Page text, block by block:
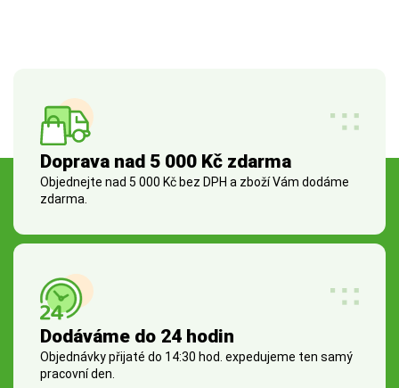
Doprava nad 5 000 Kč zdarma
Objednejte nad 5 000 Kč bez DPH a zboží Vám dodáme
zdarma.
Dodáváme do 24 hodin
Objednávky přijaté do 14:30 hod. expedujeme ten samý
pracovní den.